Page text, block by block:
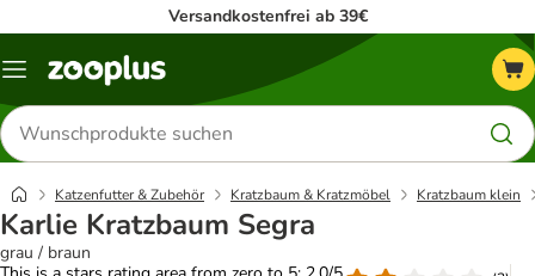
Versandkostenfrei ab 39€
Menü
Produkte
suchen
Katzenfutter & Zubehör Kratzbaum & Kratzmöbel Kratzbaum klein
Karlie Kratzbaum Segra
grau / braun